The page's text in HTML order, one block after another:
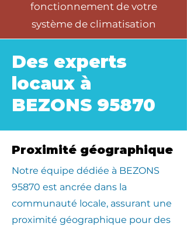
fonctionnement de votre
système de climatisation
Des experts
locaux à
BEZONS 95870
Proximité géographique
​Notre équipe dédiée à BEZONS
95870 est ancrée dans la
communauté locale, assurant une
proximité géographique pour des